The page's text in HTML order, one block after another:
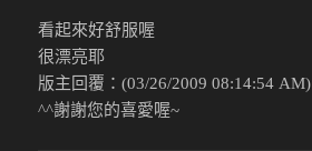
看起來好舒服喔
很漂亮耶
版主回覆：(03/26/2009 08:14:54 AM)
^^謝謝您的喜愛喔~